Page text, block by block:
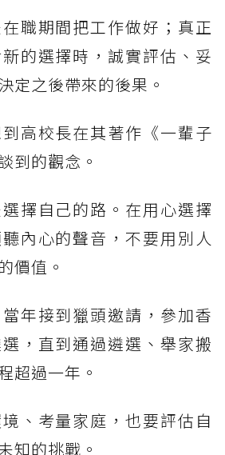
職期間把工作做好；真正
的選擇時，誠實評估、妥
定之後帶來的後果。
高校長在其著作《一輩子
到的觀念。
擇自己的路。在用心選擇
內心的聲音，不要用別人
價值。
年接到獵頭邀請，參加香
，直到通過遴選、舉家搬
超過一年。
、考量家庭，也要評估自
知的挑戰。